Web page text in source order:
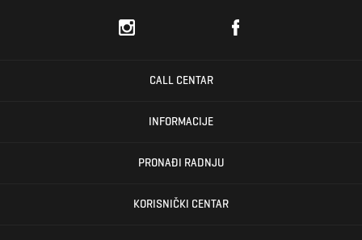
CALL CENTAR
INFORMACIJE
PRONAĐI RADNJU
KORISNIČKI CENTAR